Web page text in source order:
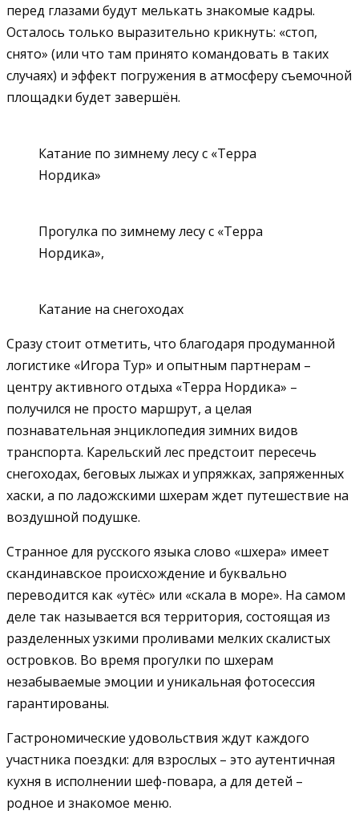
перед глазами будут мелькать знакомые кадры.
Осталось только выразительно крикнуть: «стоп,
снято» (или что там принято командовать в таких
случаях) и эффект погружения в атмосферу съемочной
площадки будет завершён.
Катание по зимнему лесу с «Терра
Нордика»
Прогулка по зимнему лесу с «Терра
Нордика»,
Катание на снегоходах
Сразу стоит отметить, что благодаря продуманной
логистике «Игора Тур» и опытным партнерам –
центру активного отдыха «Терра Нордика» –
получился не просто маршрут, а целая
познавательная энциклопедия зимних видов
транспорта. Карельский лес предстоит пересечь
снегоходах, беговых лыжах и упряжках, запряженных
хаски, а по ладожскими шхерам ждет путешествие на
воздушной подушке.
Странное для русского языка слово «шхера» имеет
скандинавское происхождение и буквально
переводится как «утёс» или «скала в море». На самом
деле так называется вся территория, состоящая из
разделенных узкими проливами мелких скалистых
островков. Во время прогулки по шхерам
незабываемые эмоции и уникальная фотосессия
гарантированы.
Гастрономические удовольствия ждут каждого
участника поездки: для взрослых – это аутентичная
кухня в исполнении шеф-повара, а для детей –
родное и знакомое меню.